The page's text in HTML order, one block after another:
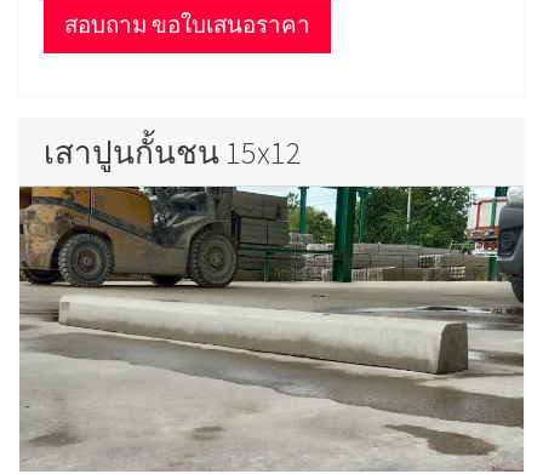
สอบถาม ขอใบเสนอราคา
เสาปูนกั้นชน 15x12